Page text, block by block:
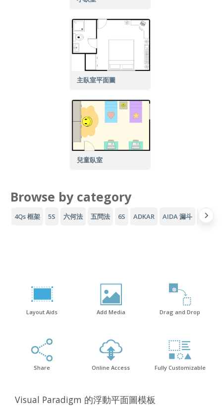
主臥室平面圖
兒童臥室
Browse by category
4Qs 框架 5S 六何法 五問法 6S ADKAR AIDA 漏斗 AWS
Layout Aids Add Media Drag and Drop
Share Online Access Fully Customizable
Visual Paradigm 的浮動平面圖模板